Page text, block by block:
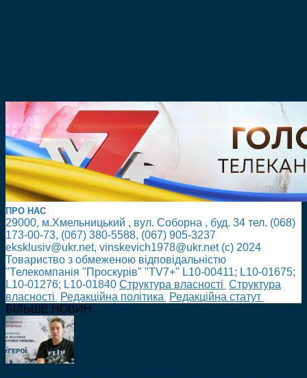
ПРО НАС
29000, м.Хмельницький , вул. Соборна , буд. 34 тел. (068)
173-00-73, (067) 380-5588, (067) 905-3237
eksklusiv@ukr.net, vinskevich1978@ukr.net (с) 2024
Товариство з обмеженою відповідальністю
"Телекомпанія "Проскурів" "TV7+" L10-00411; L10-01675;
L10-01276; L10-01840 Cтруктура власності Cтруктура
власності
Редакційна політика
Редакційна статут
БІЛЬШЕ НОВИН